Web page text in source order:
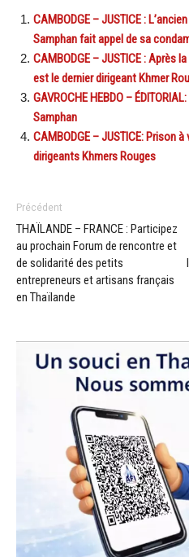
CAMBODGE – JUSTICE :
Samphan fait appel de sa
CAMBODGE – JUSTICE : Après
est le dernier dirigeant Khmer
GAVROCHE HEBDO –
Samphan
CAMBODGE – JUSTICE: Prison
dirigeants Khmers Rouges
Précédent
THAÏLANDE – FRANCE : Participez
au prochain Forum de rencontre et
de solidarité des petits
entrepreneurs et artisans français
en Thaïlande